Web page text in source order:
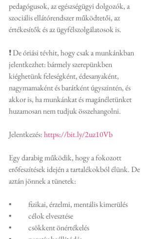
pedagógusok, az egészségügyi dolgozók, a
szociális ellátórendszer működtetői, az
értékesítők és az ügyfélszolgálatosok is.
❗️ De óriási tévhit, hogy csak a munkánkban
jelentkezhet: bármely szerepünkben
kiéghetünk feleségként, édesanyaként,
nagymamaként és barátként úgyszintén, és
akkor is, ha munkánkat és magánéletünket
huzamosan nem tudjuk összehangolni.
Jelentkezés: https://bit.ly/2uz10Vb
Egy darabig működik, hogy a fokozott
erőfeszítések idején a tartalékokból élünk. De
aztán jönnek a tünetek:
•	fizikai, érzelmi, mentális kimerülés
•	célok elvesztése
•	csökkent önértékelés